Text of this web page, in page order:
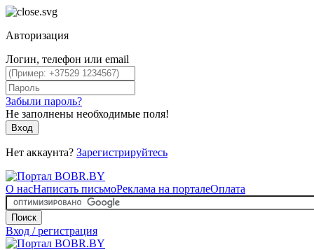
Авторизация
Логин, телефон или email
Забыли пароль?
Не заполнены необходимые поля!
Вход
Нет аккаунта? Зарегистрируйтесь
О насНаписать письмоРеклама на порталеОплата
Поиск
Вход / регистрация